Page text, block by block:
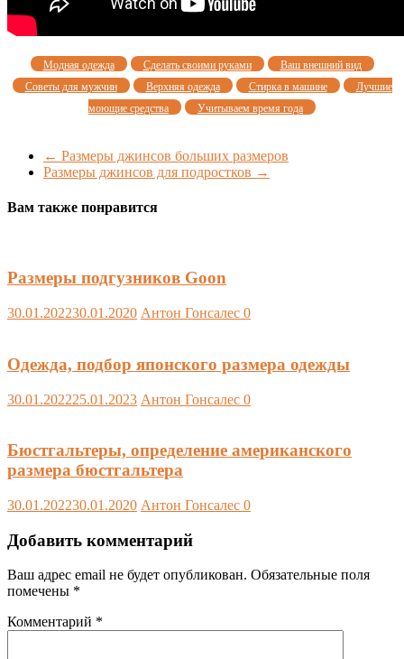
Модная одежда Сделать своими руками
Ваш внешний вид
Советы для мужчин
Верхняя одежда Стирка в машине
Лучшие
моющие средства
Учитываем время года
← Размеры джинсов больших размеров
Размеры джинсов для подростков →
Вам также понравится
Размеры подгузников Goon
30.01.202230.01.2020 Антон Гонсалес 0
Одежда, подбор японского размера одежды
30.01.202225.01.2023 Антон Гонсалес 0
Бюстгальтеры, определение американского
размера бюстгальтера
30.01.202230.01.2020 Антон Гонсалес 0
Добавить комментарий
Ваш адрес email не будет опубликован. Обязательные поля
помечены *
Комментарий *